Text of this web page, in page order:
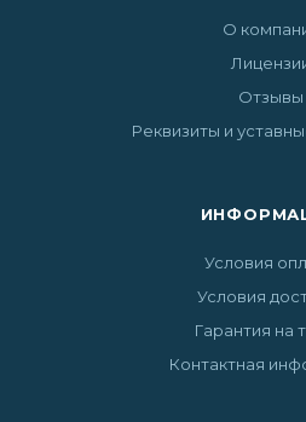
О
Отзывы
Реквизиты и
Условия
Условия
Гарантия на
Контактная